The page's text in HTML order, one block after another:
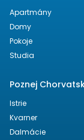
Apartmány
Domy
Pokoje
Studia
Poznej
Istrie
Kvarner
Dalmácie